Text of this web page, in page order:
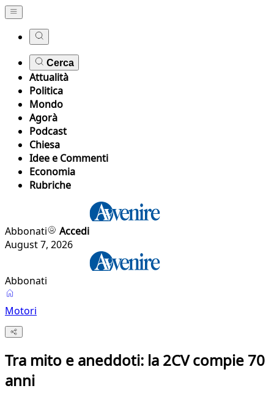
Cerca
Attualità
Politica
Mondo
Agorà
Podcast
Chiesa
Idee e Commenti
Economia
Rubriche
Abbonati
Accedi
August 7, 2026
Abbonati
Motori
Tra mito e aneddoti: la 2CV compie 70
anni